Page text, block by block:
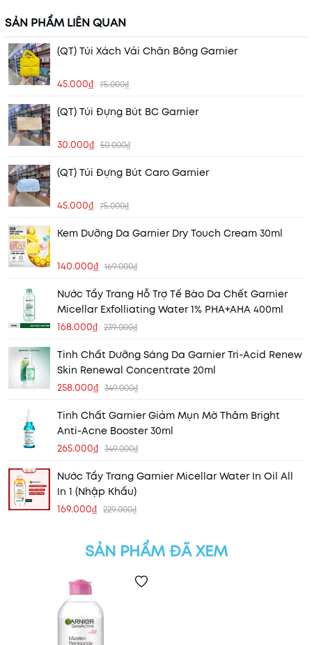
SẢN PHẨM LIÊN QUAN
(QT) Túi Xách Vải Chăn Bông Garnier
45.000₫ 75.000₫
(QT) Túi Đựng Bút BC Garnier
30.000₫ 50.000₫
(QT) Túi Đựng Bút Caro Garnier
45.000₫ 75.000₫
Kem Dưỡng Da Garnier Dry Touch Cream 30ml
140.000₫ 169.000₫
Nước Tẩy Trang Hỗ Trợ Tế Bào Da Chết Garnier
Micellar Exfolliating Water 1% PHA+AHA 400ml
168.000₫ 239.000₫
Tinh Chất Dưỡng Sáng Da Garnier Tri-Acid Renew
Skin Renewal Concentrate 20ml
258.000₫ 349.000₫
Tinh Chất Garnier Giảm Mụn Mờ Thâm Bright
Anti-Acne Booster 30ml
265.000₫ 349.000₫
Nước Tẩy Trang Garnier Micellar Water In Oil All
In 1 (Nhập Khẩu)
169.000₫ 229.000₫
SẢN PHẨM ĐÃ XEM